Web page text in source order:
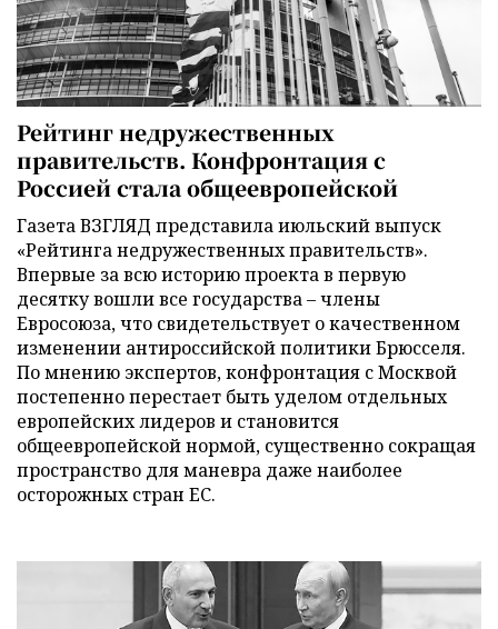
Рейтинг недружественных
правительств. Конфронтация с
Россией стала общеевропейской
Газета ВЗГЛЯД представила июльский выпуск
«Рейтинга недружественных правительств».
Впервые за всю историю проекта в первую
десятку вошли все государства – члены
Евросоюза, что свидетельствует о качественном
изменении антироссийской политики Брюсселя.
По мнению экспертов, конфронтация с Москвой
постепенно перестает быть уделом отдельных
европейских лидеров и становится
общеевропейской нормой, существенно сокращая
пространство для маневра даже наиболее
осторожных стран ЕС.